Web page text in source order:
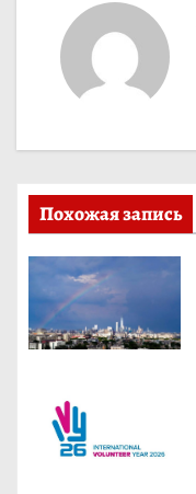
я
п
о
з
а
и
Похожая запись